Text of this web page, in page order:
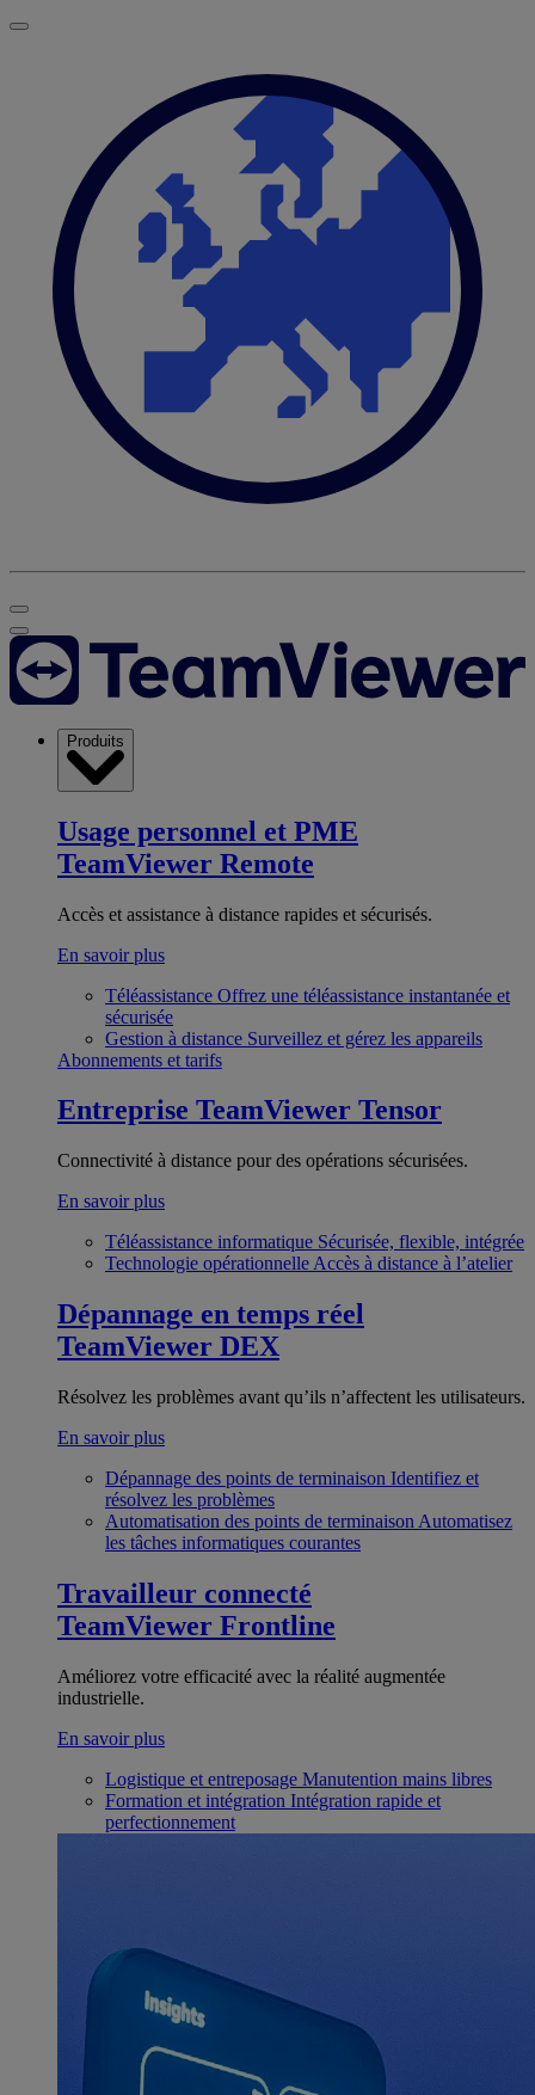
Produits
Usage personnel et PME
TeamViewer Remote
Accès et assistance à distance rapides et sécurisés.
En savoir plus
Téléassistance Offrez une téléassistance instantanée et
sécurisée
Gestion à distance Surveillez et gérez les appareils
Abonnements et tarifs
Entreprise TeamViewer Tensor
Connectivité à distance pour des opérations sécurisées.
En savoir plus
Téléassistance informatique Sécurisée, flexible, intégrée
Technologie opérationnelle Accès à distance à l’atelier
Dépannage en temps réel
TeamViewer DEX
Résolvez les problèmes avant qu’ils n’affectent les utilisateurs.
En savoir plus
Dépannage des points de terminaison Identifiez et
résolvez les problèmes
Automatisation des points de terminaison Automatisez
les tâches informatiques courantes
Travailleur connecté
TeamViewer Frontline
Améliorez votre efficacité avec la réalité augmentée
industrielle.
En savoir plus
Logistique et entreposage Manutention mains libres
Formation et intégration Intégration rapide et
perfectionnement